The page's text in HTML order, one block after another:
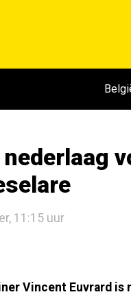
11:15 uur
Vincent Euvrard is